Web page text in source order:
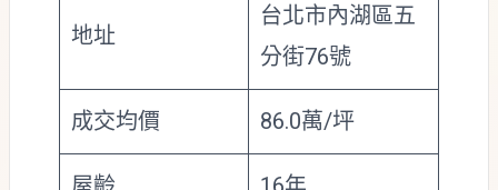
地址
台北市內湖區五
分街76號
成交均價 86.0萬/坪